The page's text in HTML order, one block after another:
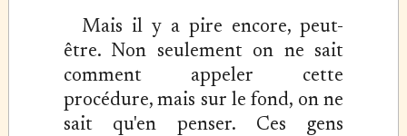
Mais il y a pire encore, peut-
être. Non seulement on ne sait
comment appeler cette
procédure, mais sur le fond, on ne
sait qu'en penser. Ces gens